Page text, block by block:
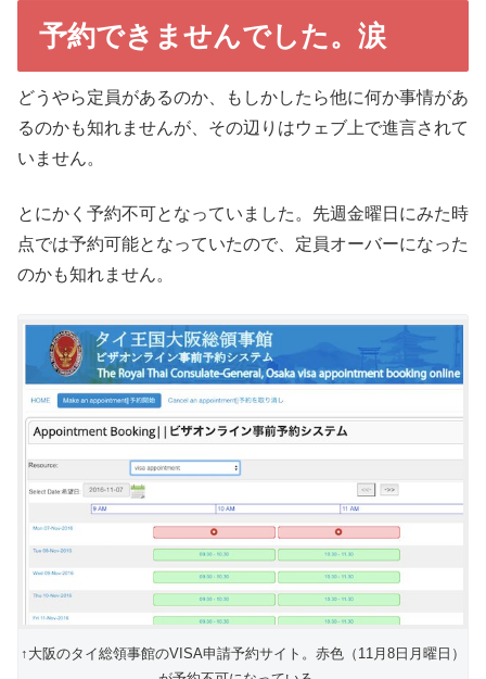
予約できませんでした。涙
どうやら定員があるのか、もしかしたら他に何か事情があ
るのかも知れませんが、その辺りはウェブ上で進言されて
いません。
とにかく予約不可となっていました。先週金曜日にみた時
点では予約可能となっていたので、定員オーバーになった
のかも知れません。
↑大阪のタイ総領事館のVISA申請予約サイト。赤色（11月8日月曜日）